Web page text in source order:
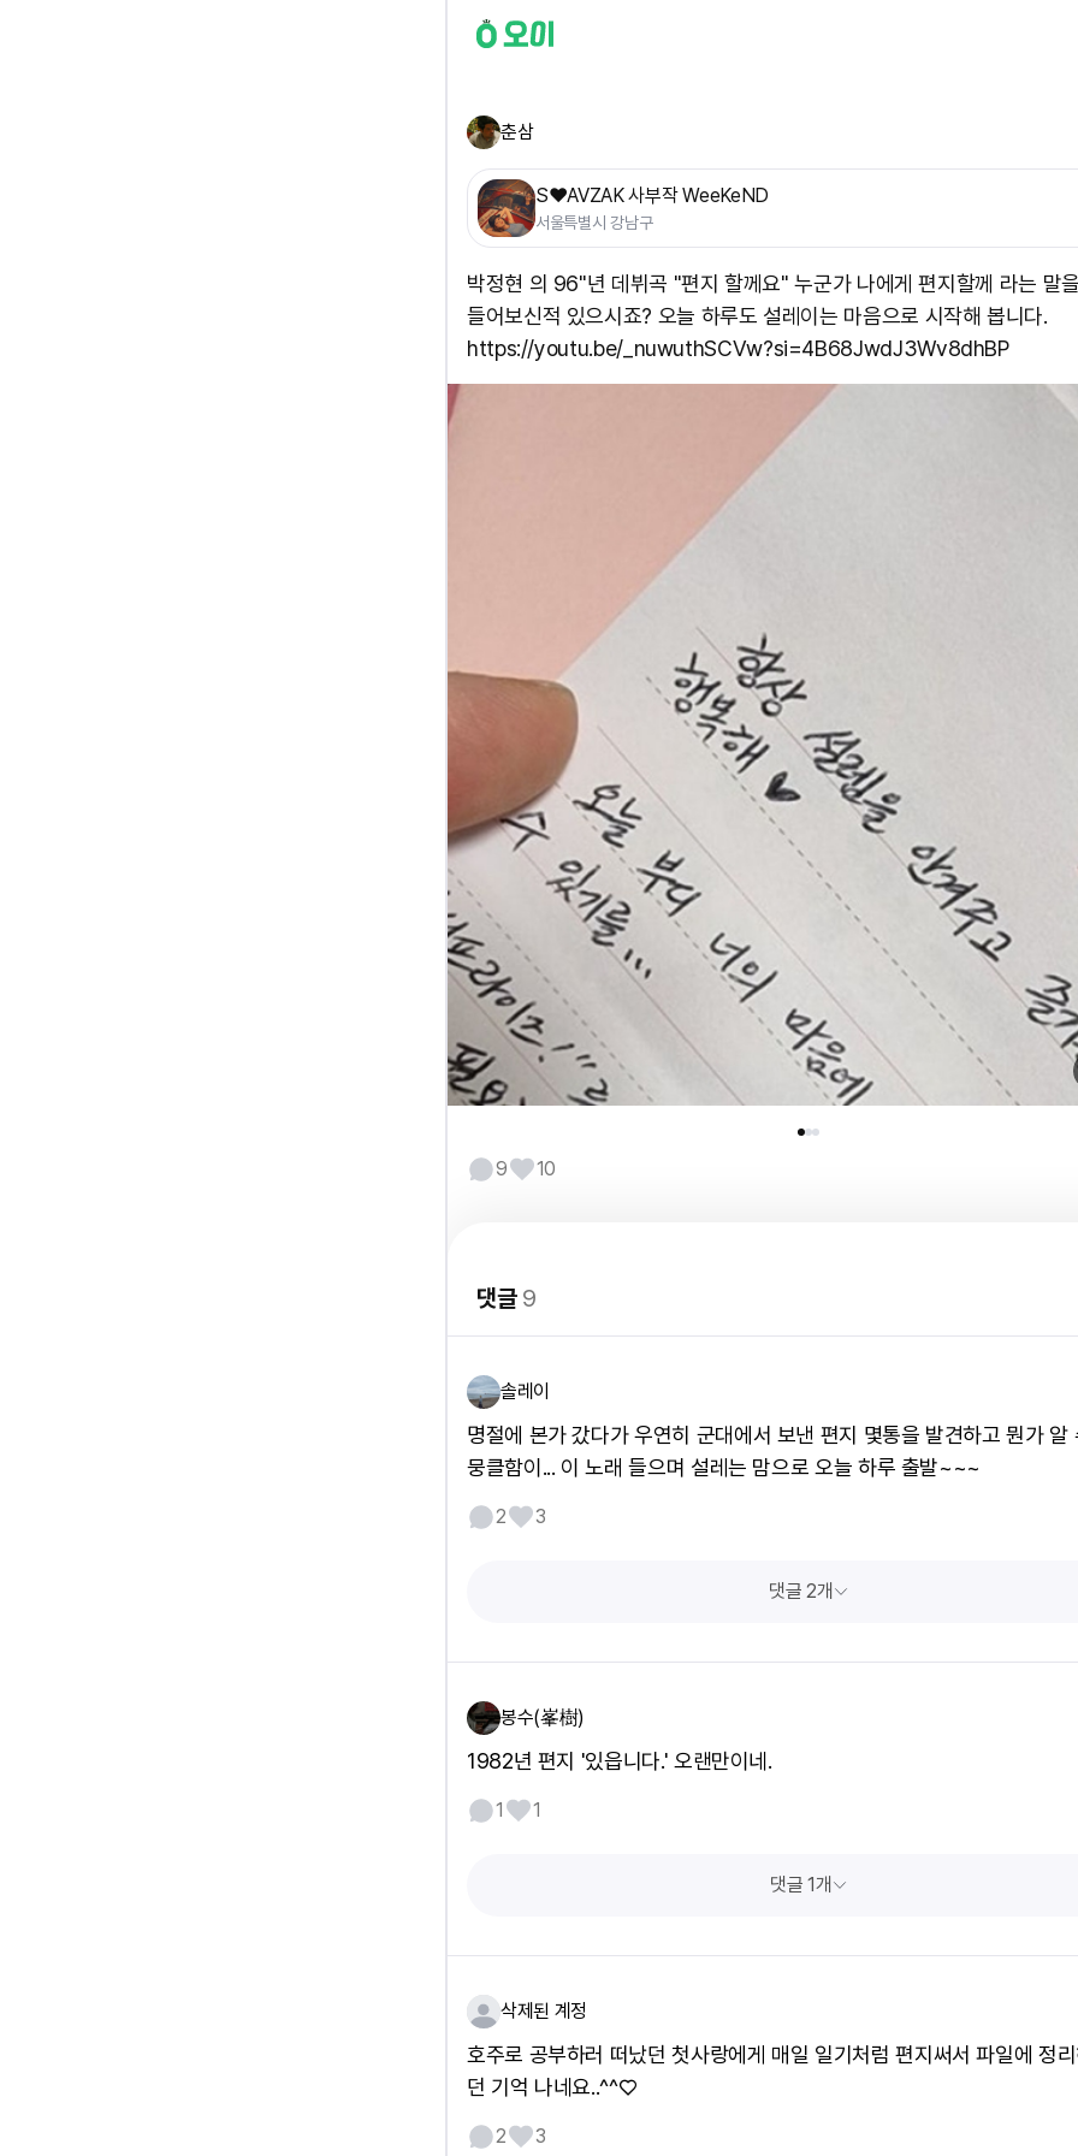
춘삼
S❤️AVZAK 사부작 WeeKeND
서울특별시 강남구
박정현 의 96"년 데뷔곡 "편지 할께요" 누군가 나에게 편지할께 라는 말
들어보신적 있으시죠? 오늘 하루도 설레이는 마음으로 시작해 봅니다.
https://youtu.be/_nuwuthSCVw?si=4B68JwdJ3Wv8dhBP
9 10
댓글9
솔레이
명절에 본가 갔다가 우연히 군대에서 보낸 편지 몇통을 발견하고 뭔가 알
뭉클함이... 이 노래 들으며 설레는 맘으로 오늘 하루 출발~~~
2 3
댓글 2개
봉수(峯樹)
1982년 편지 '있읍니다.' 오랜만이네.
1 1
댓글 1개
삭제된 계정
호주로 공부하러 떠났던 첫사랑에게 매일 일기처럼 편지써서 파일에 정
던 기억 나네요..^^♡
2 3